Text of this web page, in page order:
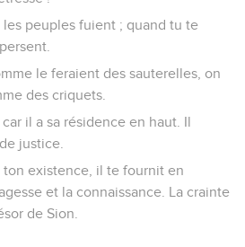
peuples fuient ; quand tu te
le feraient des sauterelles, on
des criquets.
il a sa résidence en haut. Il
justice.
ton existence, il te fournit en
et la connaissance. La crainte
de Sion.